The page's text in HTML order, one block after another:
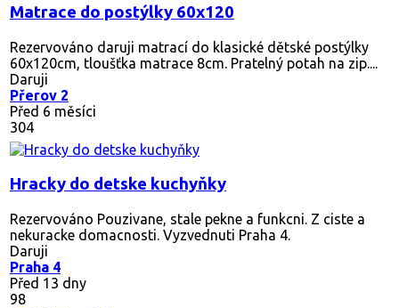
Matrace do postýlky 60x120
Rezervováno daruji matrací do klasické dětské postýlky
60x120cm, tloušťka matrace 8cm. Pratelný potah na zip....
Daruji
Přerov 2
Před 6 měsíci
304
Hracky do detske kuchyňky
Rezervováno Pouzivane, stale pekne a funkcni. Z ciste a
nekuracke domacnosti. Vyzvednuti Praha 4.
Daruji
Praha 4
Před 13 dny
98